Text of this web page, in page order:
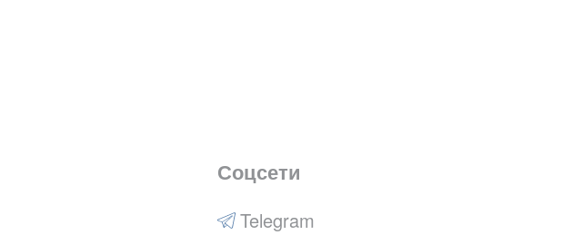
Соцсети
Telegram